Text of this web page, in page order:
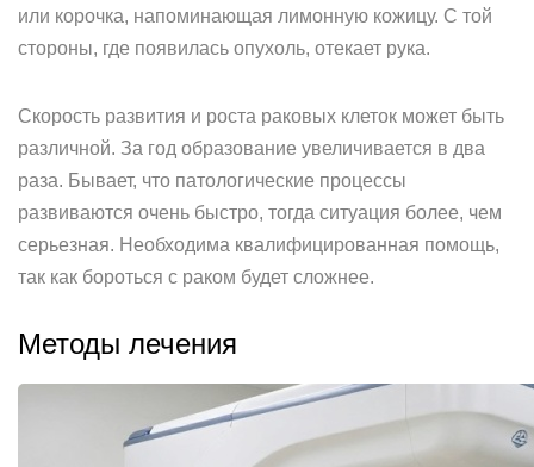
или корочка, напоминающая лимонную кожицу. С той
стороны, где появилась опухоль, отекает рука.
Скорость развития и роста раковых клеток может быть
различной. За год образование увеличивается в два
раза. Бывает, что патологические процессы
развиваются очень быстро, тогда ситуация более, чем
серьезная. Необходима квалифицированная помощь,
так как бороться с раком будет сложнее.
Методы лечения